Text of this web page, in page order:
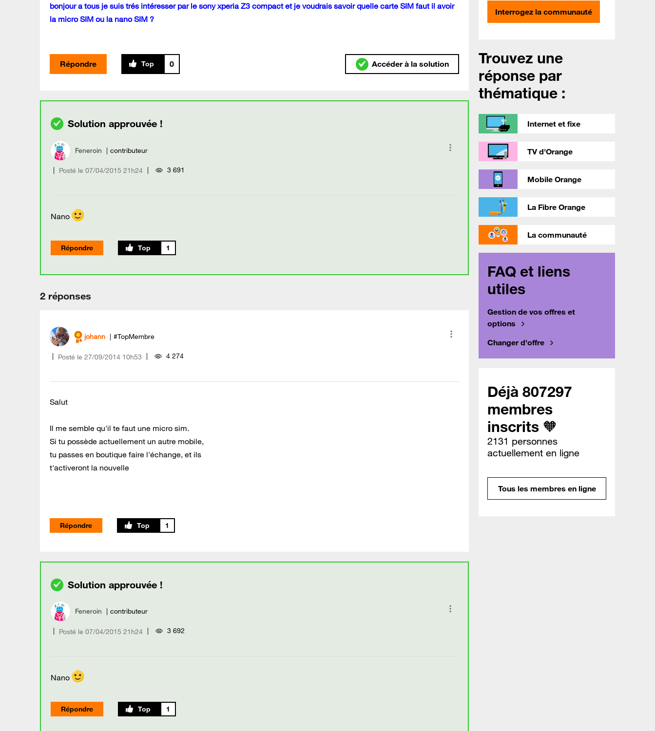
bonjour a tous je suis trés intéresser par le sony xperia Z3 compact et je voudrais savoir quelle carte SIM faut il avoir
la micro SIM ou la nano SIM ?
Répondre 0 Accéder à la solution
Feneroin contributeur
Posté le ‎07/04/2015 21h24 3 691
Nano
Répondre 1
2 réponses
johann #TopMembre
Posté le ‎27/09/2014 10h53 4 274
Salut
Il me semble qu'il te faut une micro sim.
Si tu possède actuellement un autre mobile,
tu passes en boutique faire l'échange, et ils
t'activeront la nouvelle
Répondre 1
Feneroin contributeur
Posté le ‎07/04/2015 21h24 3 692
Nano
Répondre 1
Interrogez la communauté
Trouvez une
réponse par
thématique :
Internet et fixe
TV d'Orange
Mobile Orange
La Fibre Orange
La communauté
FAQ et liens
utiles
Gestion de vos offres et
options
Changer d'offre
Déjà 807297
membres
inscrits 🧡
2131 personnes
actuellement en ligne
Tous les membres en ligne